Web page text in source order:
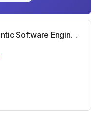
Claude Code: Agentic Software Engineering